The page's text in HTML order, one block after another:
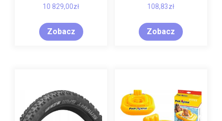
10 829,00zł
Zobacz
108,83zł
Zobacz